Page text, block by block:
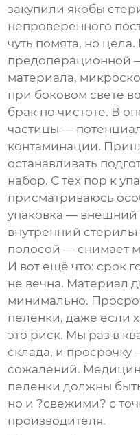
закупили якобы
непроверенного
чуть помята, но
предоперационной
материала,
при боковом свете
брак по чистоте. В
частицы —
контаминации.
останавливать
набор. С тех пор к
присматриваюсь
упаковка — внешний
внутренний
полосой — снимает
И вот ещё что: срок
не вечна. Материал
минимально.
пеленки, даже если
это риск. Мы раз в
склада, и просрочку
сожалений.
пеленки должны
но и ?свежими? с
производителя.